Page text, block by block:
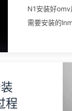
将准备的N1安装好
需要安装的
夹，设置共
器，设置路
看官方的教
程